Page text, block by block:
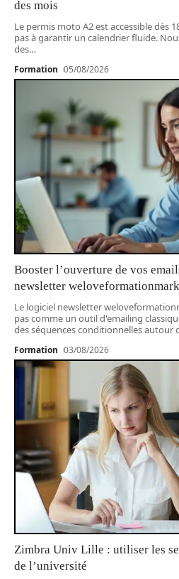
des mois
Le permis moto A2 est accessible dès
pas à garantir un calendrier fluide.
des…
Formation 05/08/2026
Booster l’ouverture de vos
newsletter
Le logiciel newsletter
pas comme un outil d'emailing
des séquences conditionnelles autour
Formation 03/08/2026
Zimbra Univ Lille : utiliser les
de l’université